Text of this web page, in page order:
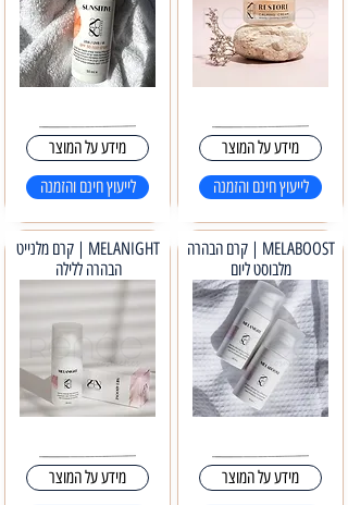
מידע על המוצר
לייעוץ חינם והזמנה
MELABOOST | קרם הבהרה
מלבוסט ליום
מידע על המוצר
מידע על המוצר
לייעוץ חינם והזמנה
MELANIGHT | קרם מלנייט
הבהרה ללילה
מידע על המוצר